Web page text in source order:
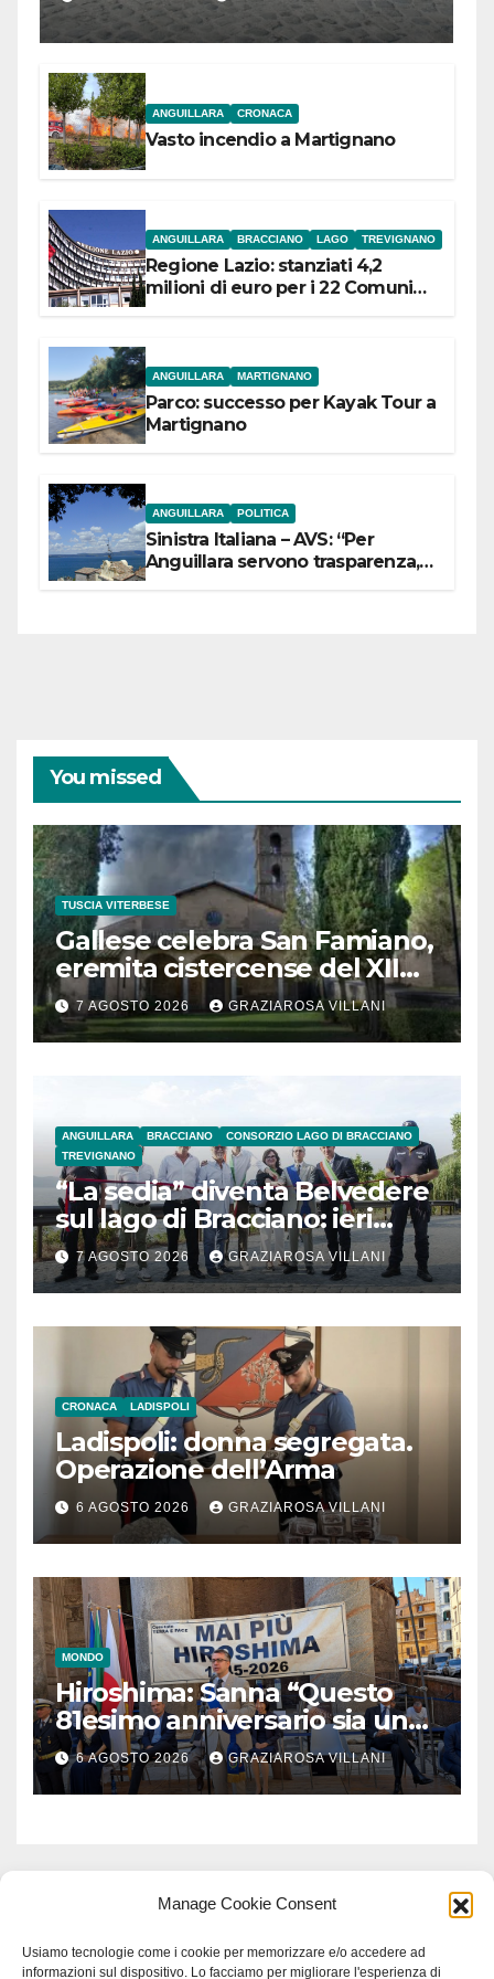
Manage Cookie Consent
Usiamo tecnologie come i cookie per memorizzare e/o accedere ad
informazioni sul dispositivo. Lo facciamo per migliorare l'esperienza di
l’inaugurazione
ANGUILLARA CRONACA
Vasto incendio a Martignano
ANGUILLARA BRACCIANO LAGO TREVIGNANO
Regione Lazio: stanziati 4,2
milioni di euro per i 22 Comuni
ANGUILLARA MARTIGNANO
Parco: successo per Kayak Tour a
Martignano
ANGUILLARA POLITICA
Sinistra Italiana – AVS: “Per
Anguillara servono trasparenza,
You missed
TUSCIA VITERBESE
Gallese celebra San Famiano,
eremita cistercense del XII
secolo
7 AGOSTO 2026 GRAZIAROSA VILLANI
ANGUILLARA BRACCIANO
CONSORZIO LAGO DI BRACCIANO
TREVIGNANO
“La sedia” diventa Belvedere
sul lago di Bracciano: ieri
l’inaugurazione
7 AGOSTO 2026 GRAZIAROSA VILLANI
CRONACA LADISPOLI
Ladispoli: donna segregata.
Operazione dell’Arma
6 AGOSTO 2026 GRAZIAROSA VILLANI
MONDO
Hiroshima: Sanna “Questo
81esimo anniversario sia un
monito per tutti”
6 AGOSTO 2026 GRAZIAROSA VILLANI